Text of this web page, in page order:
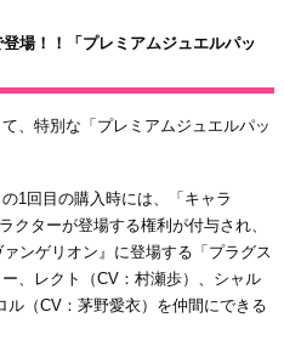
場！！「プレミアムジュエルパッ
、特別な「プレミアムジュエルパッ
1回目の購入時には、「キャラ
クターが登場する権利が付与され、
ンゲリオン』に登場する「プラグス
、レクト（CV：村瀬歩）、シャル
ル（CV：茅野愛衣）を仲間にできる